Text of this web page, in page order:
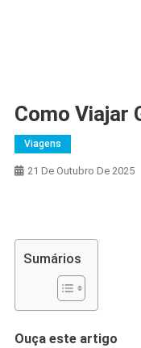
Como Viajar
Viagens
21 De Outubro De 2025
Sumários
Ouça este artigo